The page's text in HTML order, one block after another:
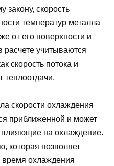
закону, скорость
температур металла
от его поверхности и
расчете учитываются
скорость потока и
теплоотдачи.
скорости охлаждения
приближенной и может
влияющие на охлаждение.
которая позволяет
время охлаждения